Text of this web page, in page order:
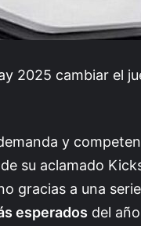
2025 cambiar el
y
su aclamado
gracias a una
esperados del